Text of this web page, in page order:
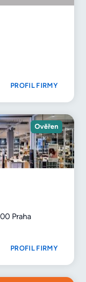
PROFIL FIRMY
Ověřen
Praha
PROFIL FIRMY